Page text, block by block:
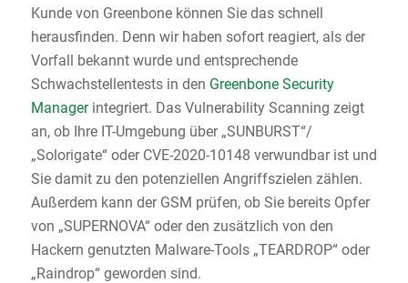
Kunde von Greenbone können Sie das schnell
herausfinden. Denn wir haben sofort reagiert, als der
Vorfall bekannt wurde und entsprechende
Schwachstellentests in den Greenbone Security
Managerintegriert. Das Vulnerability Scanning zeigt
an, ob Ihre IT-Umgebung über „SUNBURST“/
„Solorigate“ oder CVE-2020-10148 verwundbar ist und
Sie damit zu den potenziellen Angriffszielen zählen.
Außerdem kann der GSM prüfen, ob Sie bereits Opfer
von „SUPERNOVA“ oder den zusätzlich von den
Hackern genutzten Malware-Tools „TEARDROP“ oder
„Raindrop“ geworden sind.